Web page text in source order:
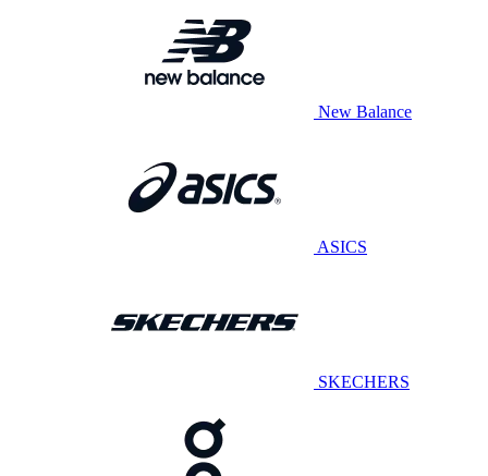
New Balance
ASICS
SKECHERS